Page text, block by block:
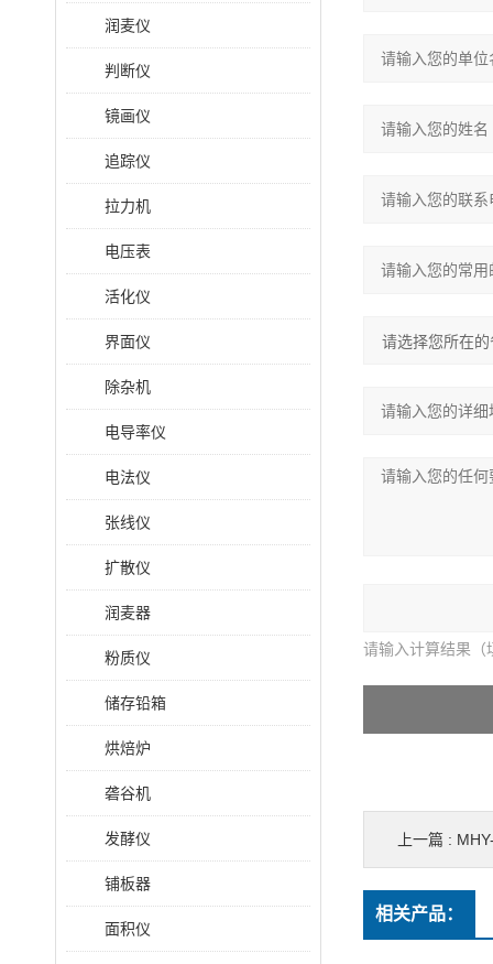
润麦仪
判断仪
镜画仪
追踪仪
拉力机
电压表
活化仪
界面仪
除杂机
电导率仪
电法仪
张线仪
扩散仪
润麦器
粉质仪
储存铅箱
烘焙炉
砻谷机
发酵仪
铺板器
面积仪
请输入计算结果（
上一篇 :
相关产品：